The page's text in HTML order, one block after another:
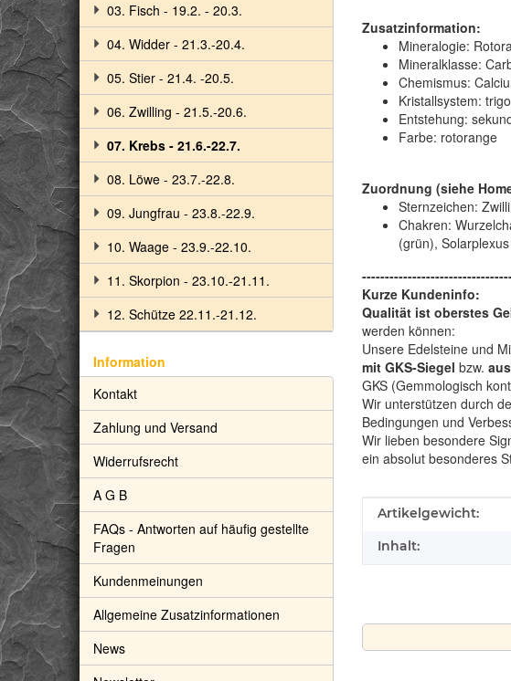
Zusatzinformation:
Mineralogie:
Mineralklasse:
Chemismus:
Kristallsystem:
Entstehung:
Farbe: rotorange
Zuordnung (siehe
Sternzeichen:
Chakren:
(grün),
Kurze Kundeninfo:
Qualität ist oberstes
werden können:
Unsere Edelsteine und
mit GKS-Siegel bzw.
GKS (Gemmologisch
Wir unterstützen durch
Bedingungen und
Wir lieben besondere
ein absolut besonderes
Produkteigenschaft
Wert
Artikelgewicht:
Inhalt:
03. Fisch - 19.2. - 20.3.
04. Widder - 21.3.-20.4.
05. Stier - 21.4. -20.5.
06. Zwilling - 21.5.-20.6.
07. Krebs - 21.6.-22.7.
08. Löwe - 23.7.-22.8.
09. Jungfrau - 23.8.-22.9.
10. Waage - 23.9.-22.10.
11. Skorpion - 23.10.-21.11.
12. Schütze 22.11.-21.12.
Information
Kontakt
Zahlung und Versand
Widerrufsrecht
A G B
FAQs - Antworten auf häufig gestellte
Fragen
Kundenmeinungen
Allgemeine Zusatzinformationen
News